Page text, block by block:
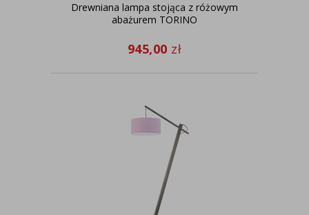
Drewniana lampa stojąca z różowym
abażurem TORINO
945,00 zł